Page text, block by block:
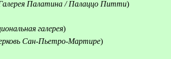
Палатина / Палаццо Питти)
галерея)
Сан-Пьетро-Мартире)